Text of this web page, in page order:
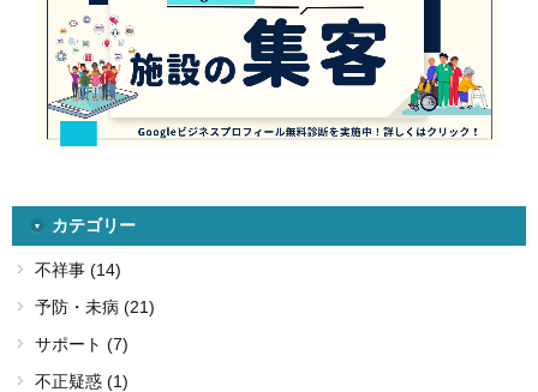
カテゴリー
不祥事 (14)
予防・未病 (21)
サポート (7)
不正疑惑 (1)